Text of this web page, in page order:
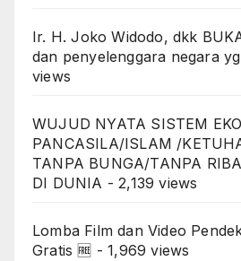
Ir. H. Joko Widodo, dkk
dan penyelenggara negara
views
WUJUD NYATA SISTEM
PANCASILA/ISLAM /
TANPA BUNGA/TANPA
DI DUNIA - 2,139 views
Lomba Film dan Video
Gratis 🆓 - 1,969 views